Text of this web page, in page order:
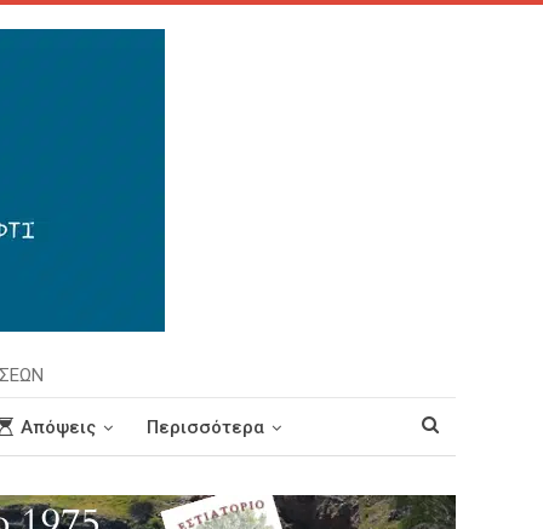
Απόψεις Περισσότερα